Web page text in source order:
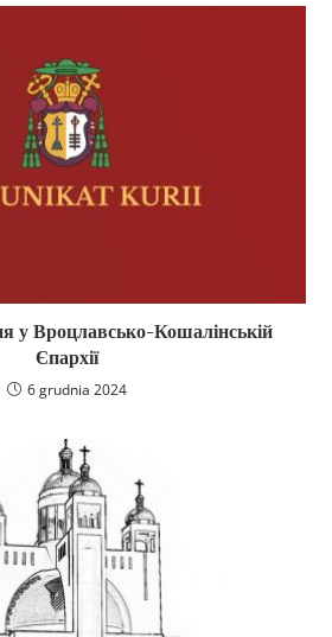
у Вроцлавсько-Кошалінській
Єпархії
6 grudnia 2024